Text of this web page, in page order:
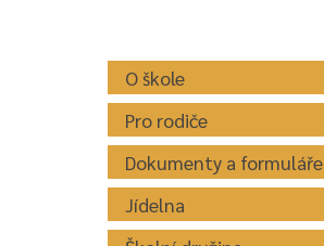
O škole
Pro rodiče
Dokumenty a formuláře
Jídelna